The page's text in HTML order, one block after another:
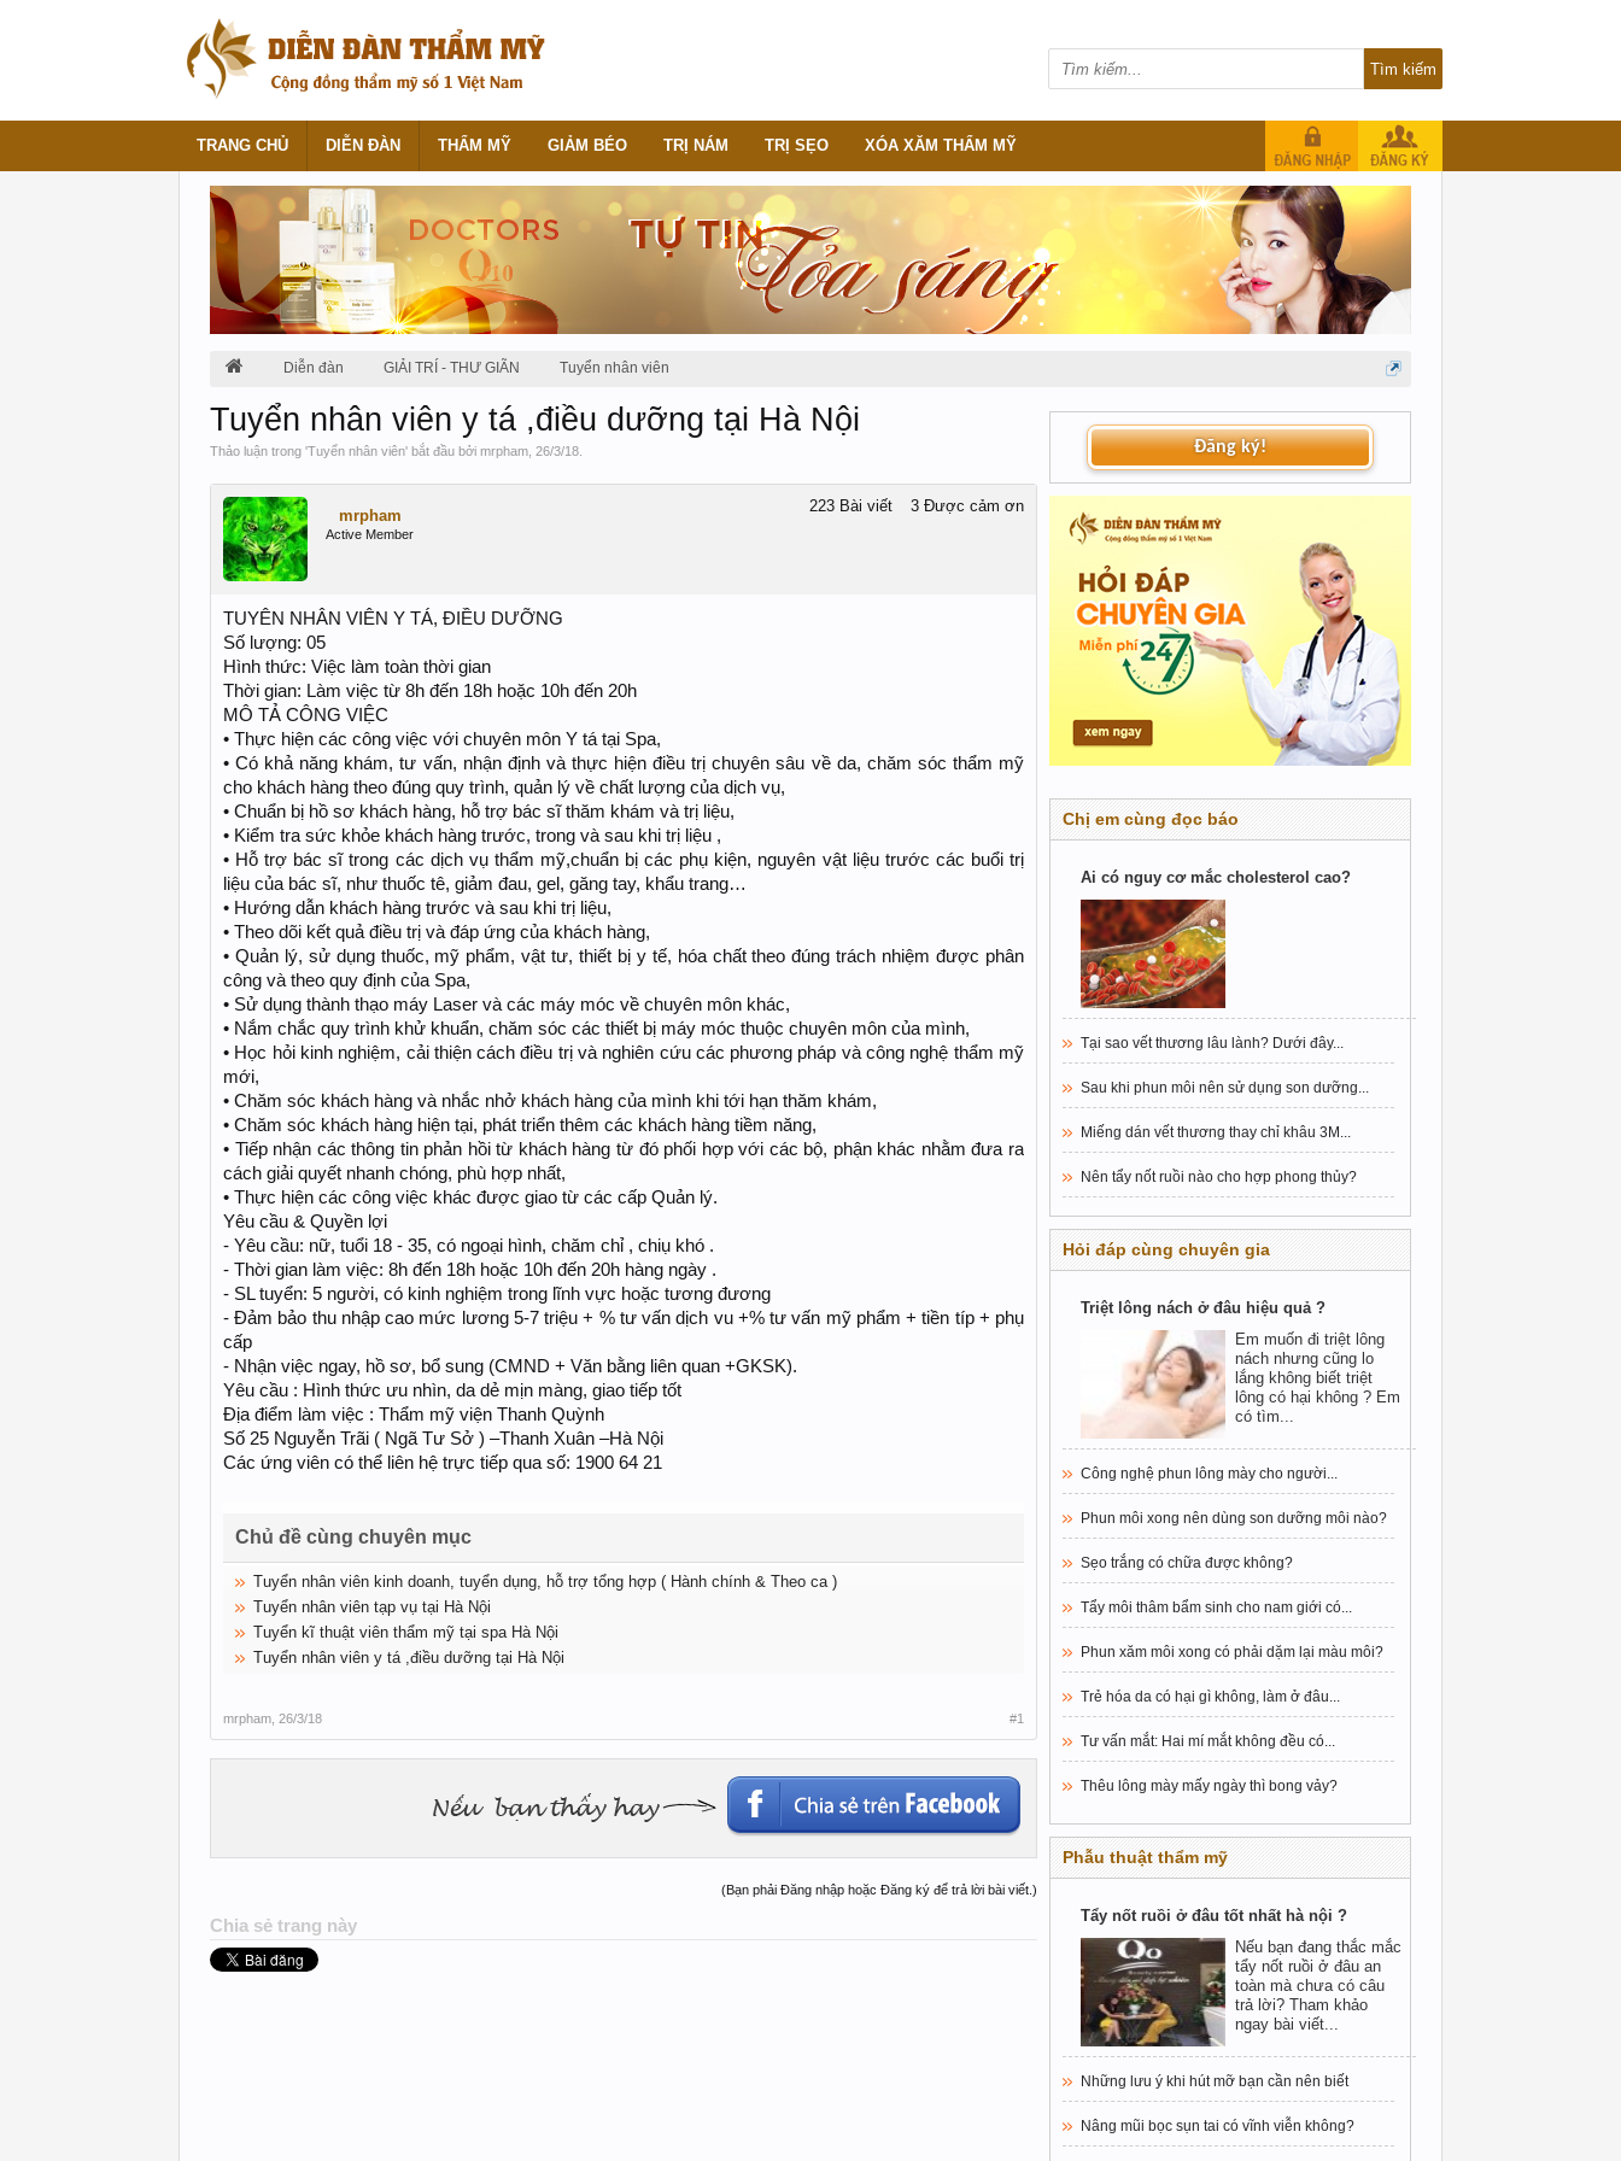
Diễn đàn GIẢI TRÍ - THƯ GIÃN Tuyển nhân viên
Tuyển nhân viên y tá ,điều dưỡng tại Hà Nội
Thảo luận trong 'Tuyển nhân viên' bắt đầu bởi mrpham 26/3/18
mrpham
Active Member
223 Bài viết 3 Được cảm ơn
TUYÊN NHÂN VIÊN Y TÁ, ĐIỀU DƯỠNG
Số lượng: 05
Hình thức: Việc làm toàn thời gian
Thời gian: Làm việc từ 8h đến 18h hoặc 10h đến 20h
MÔ TẢ CÔNG VIỆC
• Thực hiện các công việc với chuyên môn Y tá tại Spa,
• Có khả năng khám, tư vấn, nhận định và thực hiện điều trị chuyên sâu về da, chăm sóc thẩm mỹ
cho khách hàng theo đúng quy trình, quản lý về chất lượng của dịch vụ,
• Chuẩn bị hồ sơ khách hàng, hỗ trợ bác sĩ thăm khám và trị liệu,
• Kiểm tra sức khỏe khách hàng trước, trong và sau khi trị liệu ,
• Hỗ trợ bác sĩ trong các dịch vụ thẩm mỹ,chuẩn bị các phụ kiện, nguyên vật liệu trước các buổi trị
liệu của bác sĩ, như thuốc tê, giảm đau, gel, găng tay, khẩu trang…
• Hướng dẫn khách hàng trước và sau khi trị liệu,
• Theo dõi kết quả điều trị và đáp ứng của khách hàng,
• Quản lý, sử dụng thuốc, mỹ phẩm, vật tư, thiết bị y tế, hóa chất theo đúng trách nhiệm được phân
công và theo quy định của Spa,
• Sử dụng thành thạo máy Laser và các máy móc về chuyên môn khác,
• Nắm chắc quy trình khử khuẩn, chăm sóc các thiết bị máy móc thuộc chuyên môn của mình,
• Học hỏi kinh nghiệm, cải thiện cách điều trị và nghiên cứu các phương pháp và công nghệ thẩm mỹ
mới,
• Chăm sóc khách hàng và nhắc nhở khách hàng của mình khi tới hạn thăm khám,
• Chăm sóc khách hàng hiện tại, phát triển thêm các khách hàng tiềm năng,
• Tiếp nhận các thông tin phản hồi từ khách hàng từ đó phối hợp với các bộ, phận khác nhằm đưa ra
cách giải quyết nhanh chóng, phù hợp nhất,
• Thực hiện các công việc khác được giao từ các cấp Quản lý.
Yêu cầu & Quyền lợi
- Yêu cầu: nữ, tuổi 18 - 35, có ngoại hình, chăm chỉ , chiụ khó .
- Thời gian làm việc: 8h đến 18h hoặc 10h đến 20h hàng ngày .
- SL tuyển: 5 người, có kinh nghiệm trong lĩnh vực hoặc tương đương
- Đảm bảo thu nhập cao mức lương 5-7 triệu + % tư vấn dịch vu +% tư vấn mỹ phẩm + tiền típ + phụ
cấp
- Nhận việc ngay, hồ sơ, bổ sung (CMND + Văn bằng liên quan +GKSK).
Yêu cầu : Hình thức ưu nhìn, da dẻ mịn màng, giao tiếp tốt
Địa điểm làm việc : Thẩm mỹ viện Thanh Quỳnh
Số 25 Nguyễn Trãi ( Ngã Tư Sở ) –Thanh Xuân –Hà Nội
Các ứng viên có thể liên hệ trực tiếp qua số: 1900 64 21
Chủ đề cùng chuyên mục
Tuyển nhân viên kinh doanh, tuyển dụng, hỗ trợ tổng hợp ( Hành chính & Theo ca )
Tuyển nhân viên tạp vụ tại Hà Nội
Tuyển kĩ thuật viên thẩm mỹ tại spa Hà Nội
Tuyển nhân viên y tá ,điều dưỡng tại Hà Nội
mrpham 26/3/18 #1
(Bạn phải Đăng nhập hoặc Đăng ký để trả lời bài viết.)
Chia sẻ trang này
Đăng ký!
Chị em cùng đọc báo
Ai có nguy cơ mắc cholesterol cao?
Tại sao vết thương lâu lành? Dưới đây...
Sau khi phun môi nên sử dụng son dưỡng...
Miếng dán vết thương thay chỉ khâu 3M...
Nên tẩy nốt ruồi nào cho hợp phong thủy?
Hỏi đáp cùng chuyên gia
Triệt lông nách ở đâu hiệu quả ?
Em muốn đi triệt lông
nách nhưng cũng lo
lắng không biết triệt
lông có hại không ? Em
có tìm...
Công nghệ phun lông mày cho người...
Phun môi xong nên dùng son dưỡng môi nào?
Sẹo trắng có chữa được không?
Tẩy môi thâm bẩm sinh cho nam giới có...
Phun xăm môi xong có phải dặm lại màu môi?
Trẻ hóa da có hại gì không, làm ở đâu...
Tư vấn mắt: Hai mí mắt không đều có...
Thêu lông mày mấy ngày thì bong vảy?
Phẫu thuật thẩm mỹ
Tẩy nốt ruồi ở đâu tốt nhất hà nội ?
Nếu bạn đang thắc mắc
tẩy nốt ruồi ở đâu an
toàn mà chưa có câu
trả lời? Tham khảo
ngay bài viết...
Những lưu ý khi hút mỡ bạn cần nên biết
Nâng mũi bọc sụn tai có vĩnh viễn không?
TRANG CHỦ DIỄN ĐÀN THẨM MỸ GIẢM BÉO TRỊ NÁM TRỊ SẸO XÓA XĂM THẨM MỸ